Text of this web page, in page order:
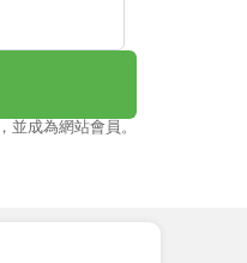
，並成為網站會員。